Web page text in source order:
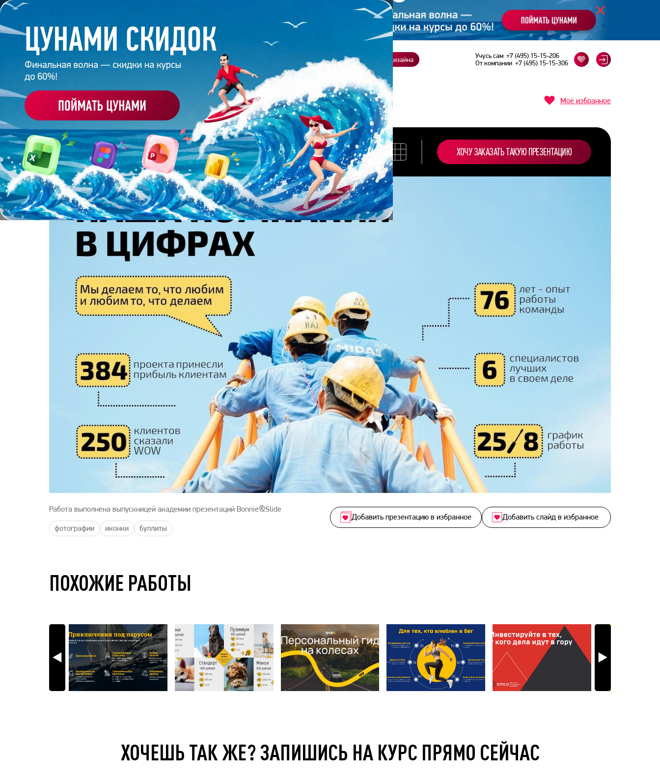
Корпоративное обучение Заказать презентацию Студия дизайна Учусь сам +7 (495) 15-15-206
От компании +7 (495) 15-15-306
Главная Презентация 317 – Яна Козлова
ПРЕЗЕНТАЦИЯ 317 - ЯНА КОЗЛОВА Моё избранное
Работа
студента
ХОЧУ ЗАКАЗАТЬ ТАКУЮ ПРЕЗЕНТАЦИЮ
Работа выполнена выпускницей академии презентаций Bonnie&Slide
фотографии иконки буллиты
Добавить презентацию в избранное Добавить слайд в избранное
ПОХОЖИЕ РАБОТЫ
ХОЧЕШЬ ТАК ЖЕ? ЗАПИШИСЬ НА КУРС ПРЯМО СЕЙЧАС